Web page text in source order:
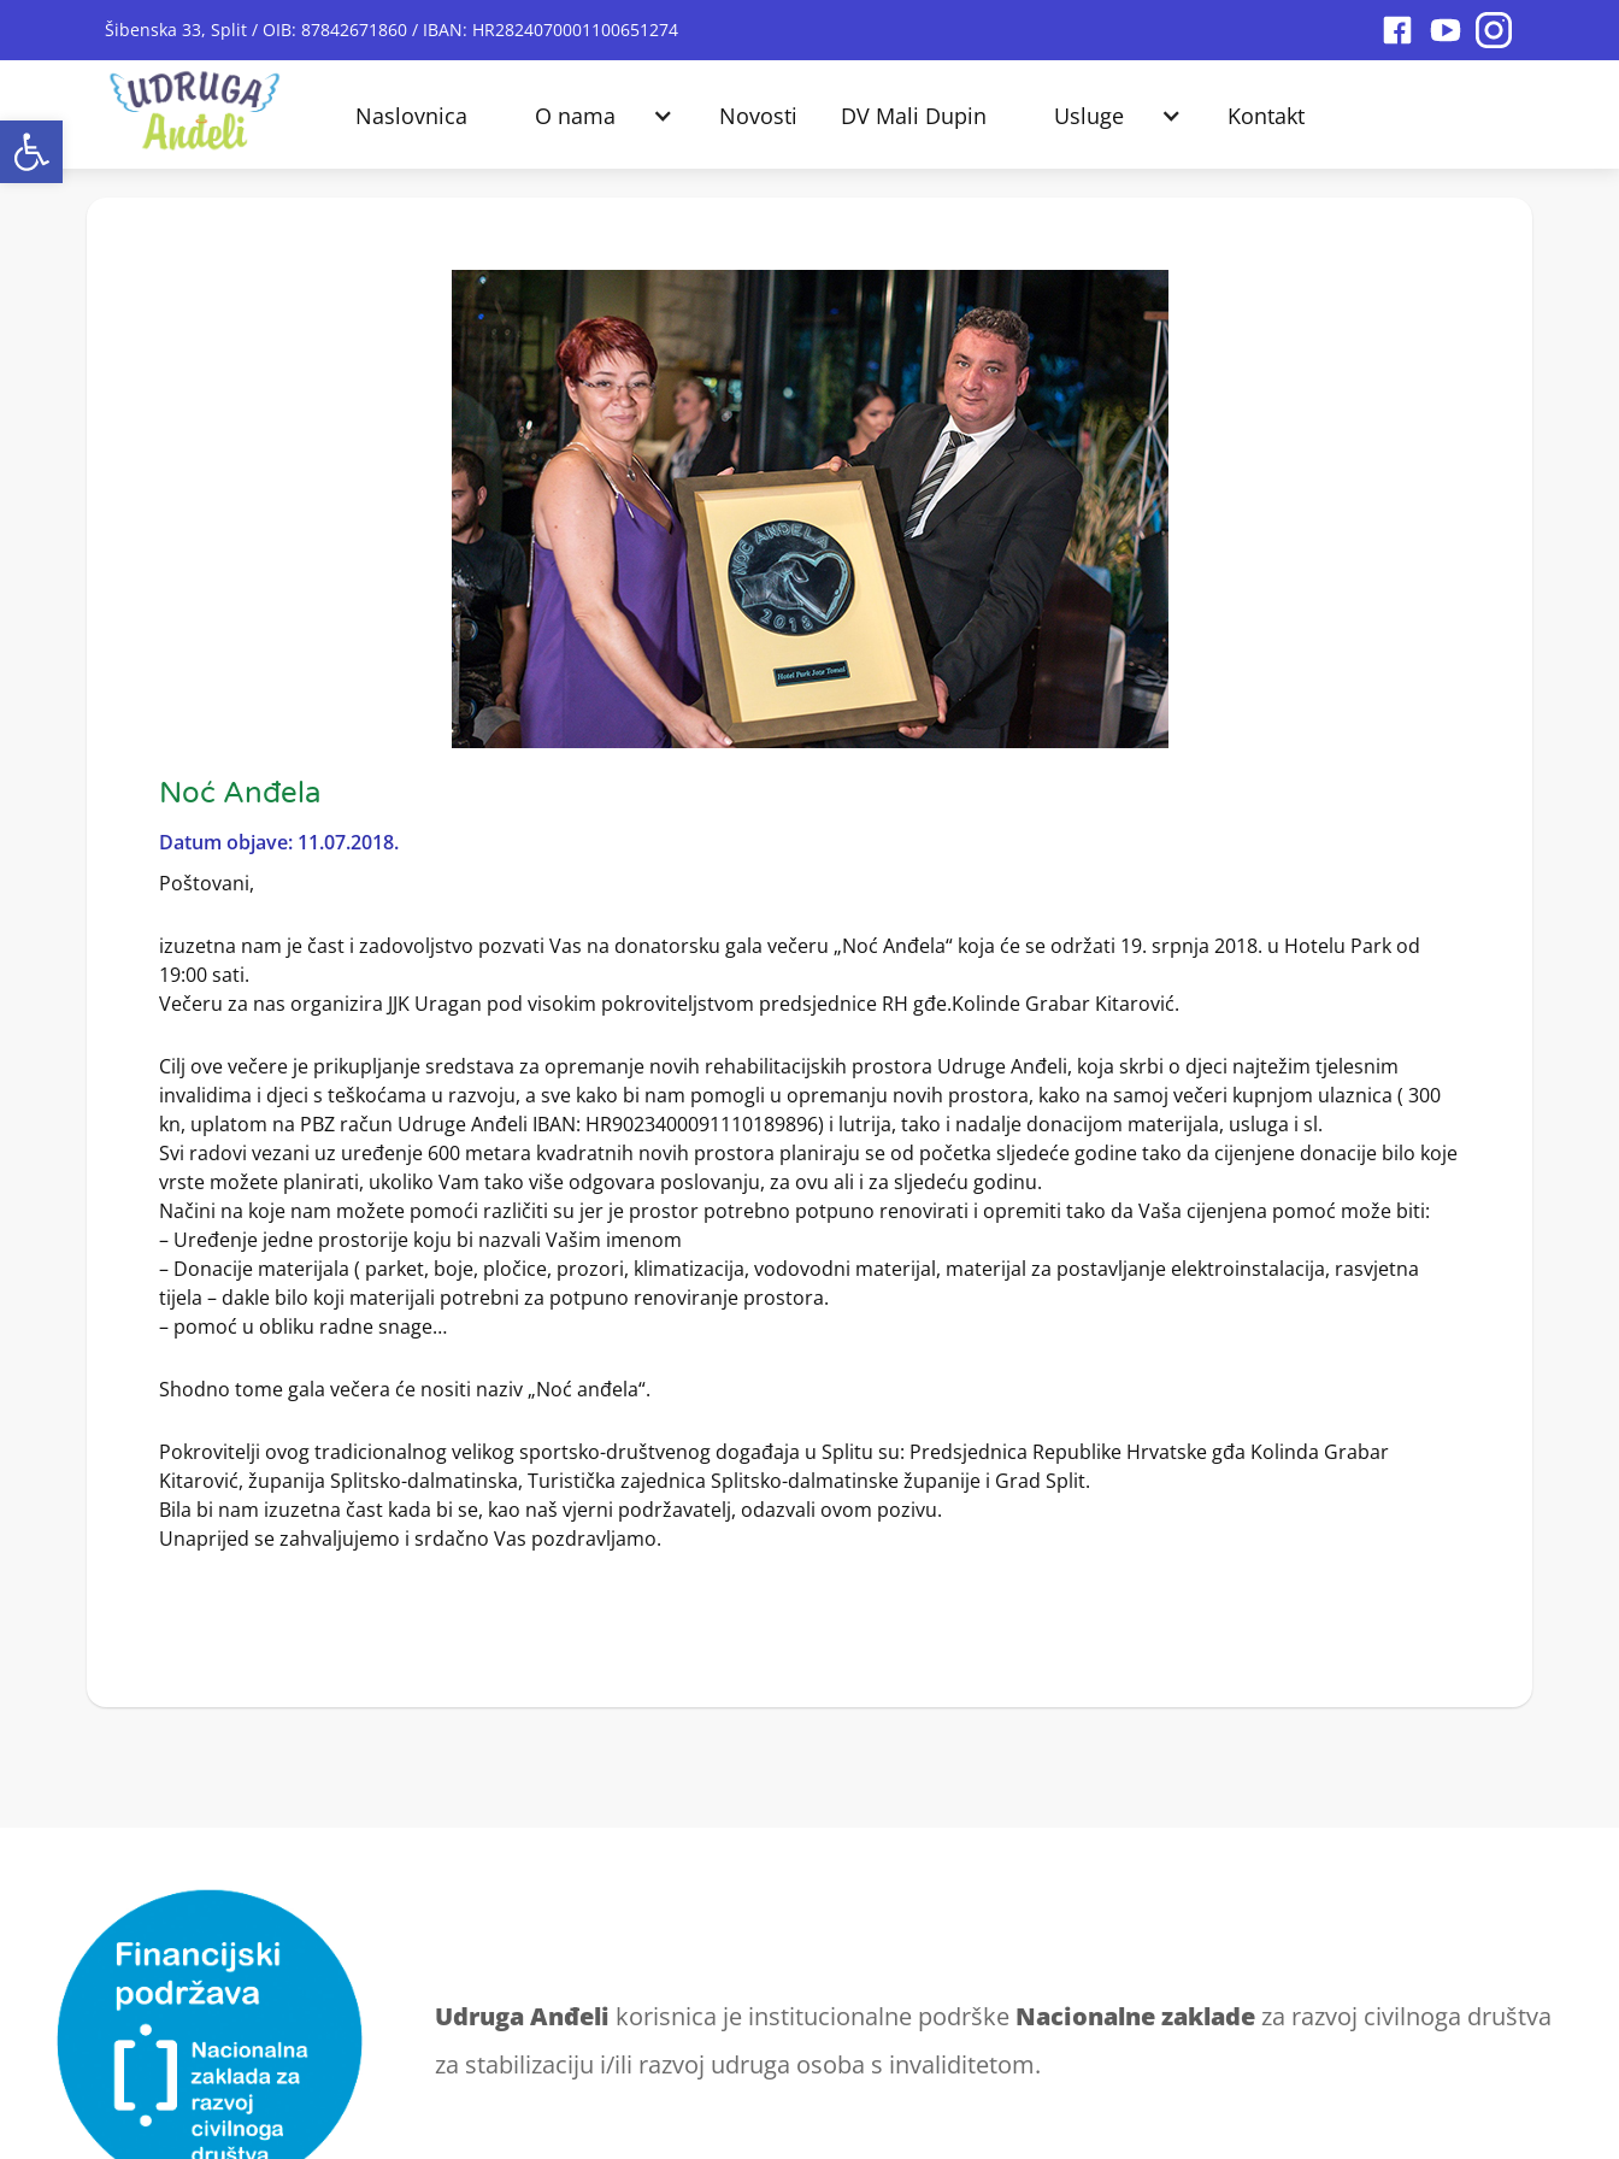
Open toolbar
Šibenska 33, Split / OIB: 87842671860 / IBAN: HR2824070001100651274
Naslovnica O nama Novosti DV Mali Dupin Usluge Kontakt
Noć Anđela
Datum objave: 11.07.2018.
Poštovani,
izuzetna nam je čast i zadovoljstvo pozvati Vas na donatorsku gala večeru „Noć Anđela“ koja će se održati 19. srpnja 2018. u Hotelu Park od
19:00 sati.
Večeru za nas organizira JJK Uragan pod visokim pokroviteljstvom predsjednice RH gđe.Kolinde Grabar Kitarović.
Cilj ove večere je prikupljanje sredstava za opremanje novih rehabilitacijskih prostora Udruge Anđeli, koja skrbi o djeci najtežim tjelesnim
invalidima i djeci s teškoćama u razvoju, a sve kako bi nam pomogli u opremanju novih prostora, kako na samoj večeri kupnjom ulaznica ( 300
kn, uplatom na PBZ račun Udruge Anđeli IBAN: HR9023400091110189896) i lutrija, tako i nadalje donacijom materijala, usluga i sl.
Svi radovi vezani uz uređenje 600 metara kvadratnih novih prostora planiraju se od početka sljedeće godine tako da cijenjene donacije bilo koje
vrste možete planirati, ukoliko Vam tako više odgovara poslovanju, za ovu ali i za sljedeću godinu.
Načini na koje nam možete pomoći različiti su jer je prostor potrebno potpuno renovirati i opremiti tako da Vaša cijenjena pomoć može biti:
– Uređenje jedne prostorije koju bi nazvali Vašim imenom
– Donacije materijala ( parket, boje, pločice, prozori, klimatizacija, vodovodni materijal, materijal za postavljanje elektroinstalacija, rasvjetna
tijela – dakle bilo koji materijali potrebni za potpuno renoviranje prostora.
– pomoć u obliku radne snage…
Shodno tome gala večera će nositi naziv „Noć anđela“.
Pokrovitelji ovog tradicionalnog velikog sportsko-društvenog događaja u Splitu su: Predsjednica Republike Hrvatske gđa Kolinda Grabar
Kitarović, županija Splitsko-dalmatinska, Turistička zajednica Splitsko-dalmatinske županije i Grad Split.
Bila bi nam izuzetna čast kada bi se, kao naš vjerni podržavatelj, odazvali ovom pozivu.
Unaprijed se zahvaljujemo i srdačno Vas pozdravljamo.
Udruga Anđeli korisnica je institucionalne podrške Nacionalne zakladeza razvoj civilnoga društva
za stabilizaciju i/ili razvoj udruga osoba s invaliditetom.